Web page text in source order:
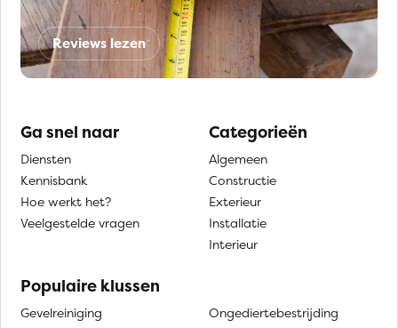
Reviews lezen
Ga snel naar
Diensten
Kennisbank
Hoe werkt het?
Veelgestelde vragen
Categorieën
Algemeen
Constructie
Exterieur
Installatie
Interieur
Populaire klussen
Gevelreiniging
Ongediertebestrijding